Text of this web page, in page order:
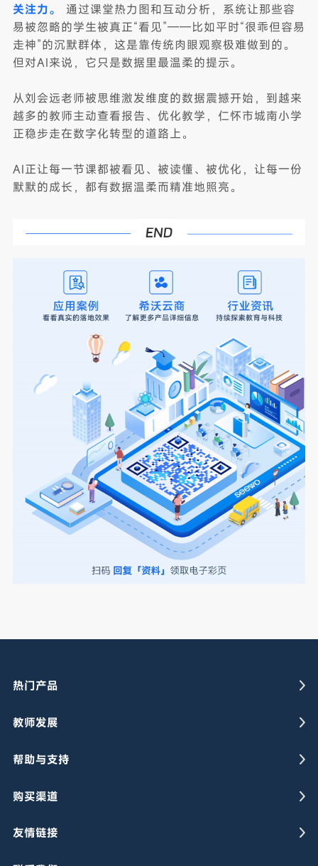
关注力。
通过课堂热力图和互动分析，系统让那些容
易被忽略的学生被真正“看见”——比如平时“很乖但容易
走神”的沉默群体，这是靠传统肉眼观察极难做到的。
但对AI来说，它只是数据里最温柔的提示。
从刘会远老师被思维激发维度的数据震撼开始，到越来
越多的教师主动查看报告、优化教学，仁怀市城南小学
正稳步走在数字化转型的道路上。
AI正让每一节课都被看见、被读懂、被优化，让每一份
默默的成长，都有数据温柔而精准地照亮。
热门产品
教师发展
帮助与支持
购买渠道
友情链接